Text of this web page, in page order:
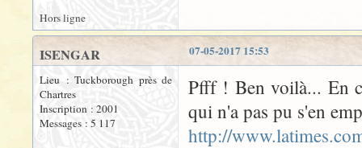
Hors ligne
07-05-2017 15:53
ISENGAR
Lieu : Tuckborough près de
Chartres
Inscription : 2001
Messages : 5 117
Pfff ! Ben voilà... En
qui n'a pas pu s'en
http://